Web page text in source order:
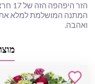
הזר
המתנה המושלמת למלא
ואהבה.